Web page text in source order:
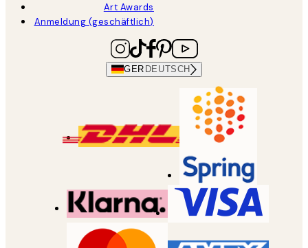
Art Awards
Anmeldung (geschäftlich)
GER DEUTSCH